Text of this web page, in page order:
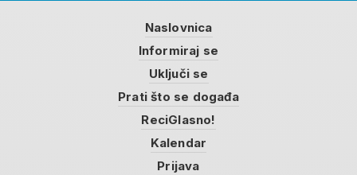
Naslovnica
Informiraj se
Uključi se
Prati što se događa
ReciGlasno!
Kalendar
Prijava